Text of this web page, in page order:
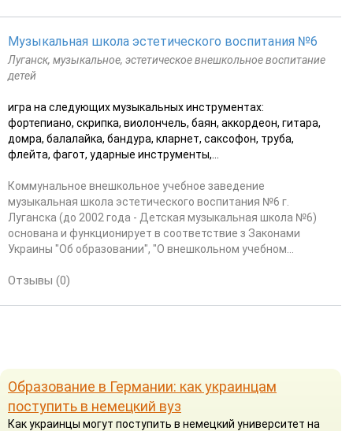
Музыкальная школа эстетического воспитания №6
Луганск, музыкальное, эстетическое внешкольное воспитание
детей
игра на следующих музыкальных инструментах:
фортепиано, скрипка, виолончель, баян, аккордеон, гитара,
домра, балалайка, бандура, кларнет, саксофон, труба,
флейта, фагот, ударные инструменты,...
Коммунальное внешкольное учебное заведение
музыкальная школа эстетического воспитания №6 г.
Луганска (до 2002 года - Детская музыкальная школа №6)
основана и функционирует в соответствие з Законами
Украины "Об образовании", "О внешкольном учебном...
Отзывы (0)
Образование в Германии: как украинцам
поступить в немецкий вуз
Как украинцы могут поступить в немецкий университет на